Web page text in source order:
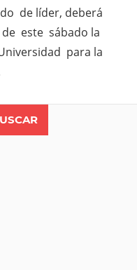
de líder, deberá
este sábado la
para la